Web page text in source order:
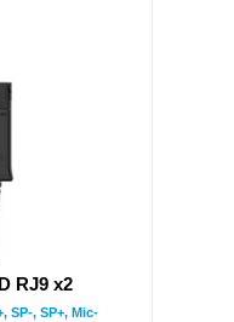
RJ9 x2
SP-, SP+, Mic-